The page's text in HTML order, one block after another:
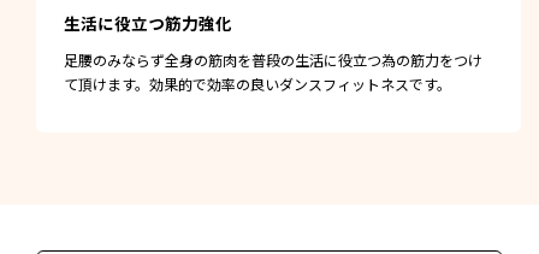
生活に役立つ筋力強化
足腰のみならず全身の筋肉を普段の生活に役立つ為の筋力をつけ
て頂けます。効果的で効率の良いダンスフィットネスです。